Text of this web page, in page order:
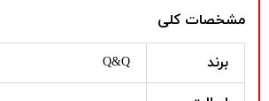
مشخصات کلی
برند Q&Q